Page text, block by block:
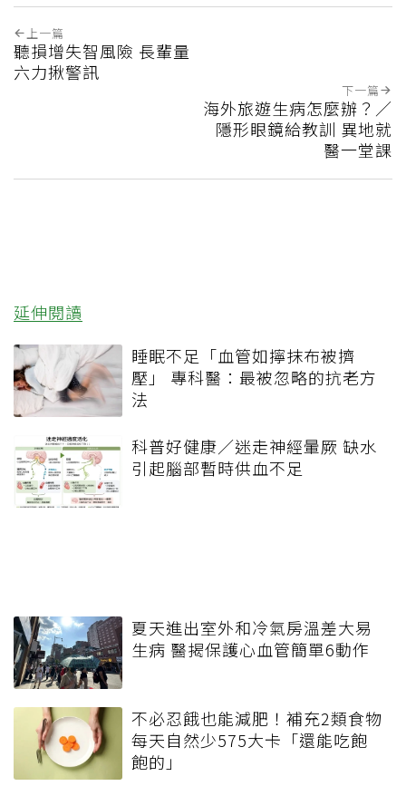
上一篇
聽損增失智風險 長輩量
六力揪警訊
下一篇
海外旅遊生病怎麼辦？／
隱形眼鏡給教訓 異地就
醫一堂課
延伸閱讀
睡眠不足「血管如擰抹布被擠
壓」 專科醫：最被忽略的抗老方
法
科普好健康／迷走神經暈厥 缺水
引起腦部暫時供血不足
夏天進出室外和冷氣房溫差大易
生病 醫揭保護心血管簡單6動作
不必忍餓也能減肥！補充2類食物
每天自然少575大卡「還能吃飽
飽的」